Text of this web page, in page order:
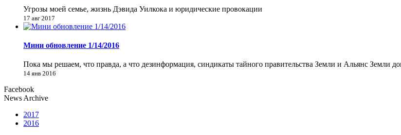
Угрозы моей семье, жизнь Дэвида Уилкока и юридические провокации
17 авг 2017
Мини обновление 1/14/2016
Пока мы решаем, что правда, а что дезинформация, синдикаты тайного правительства Земли и Альянс Земли
14 янв 2016
Facebook
News Archive
2017
2016